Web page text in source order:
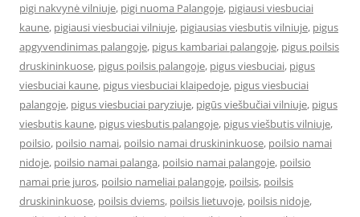
pigi nakvynė vilniuje, pigi nuoma Palangoje, pigiausi viesbuciai
kaune, pigiausi viesbuciai vilniuje, pigiausias viesbutis vilniuje, pigus
apgyvendinimas palangoje, pigus kambariai palangoje, pigus poilsis
druskininkuose, pigus poilsis palangoje, pigus viesbuciai, pigus
viesbuciai kaune, pigus viesbuciai klaipedoje, pigus viesbuciai
palangoje, pigus viesbuciai paryziuje, pigūs viešbučiai vilniuje, pigus
viesbutis kaune, pigus viesbutis palangoje, pigus viešbutis vilniuje,
poilsio, poilsio namai, poilsio namai druskininkuose, poilsio namai
nidoje, poilsio namai palanga, poilsio namai palangoje, poilsio
namai prie juros, poilsio nameliai palangoje, poilsis, poilsis
druskininkuose, poilsis dviems, poilsis lietuvoje, poilsis nidoje,